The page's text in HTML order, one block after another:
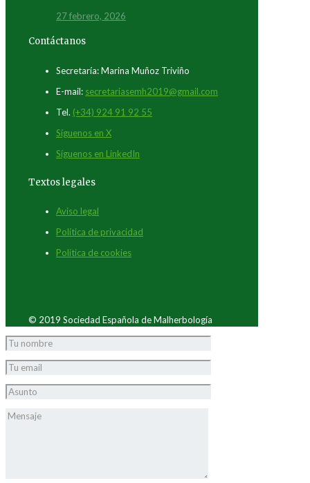
27 febrero, 2026
Contáctanos
Secretaría: Marina Muñoz Triviño
E-mail: secretariasemh2019@gmail.com
Tel. (+34) 924 91 92 55
Síguenos en X
Síguenos en LinkedIn
Textos legales
Aviso legal
Política de privacidad
Política de cookies
© 2019 Sociedad Española de Malherbología